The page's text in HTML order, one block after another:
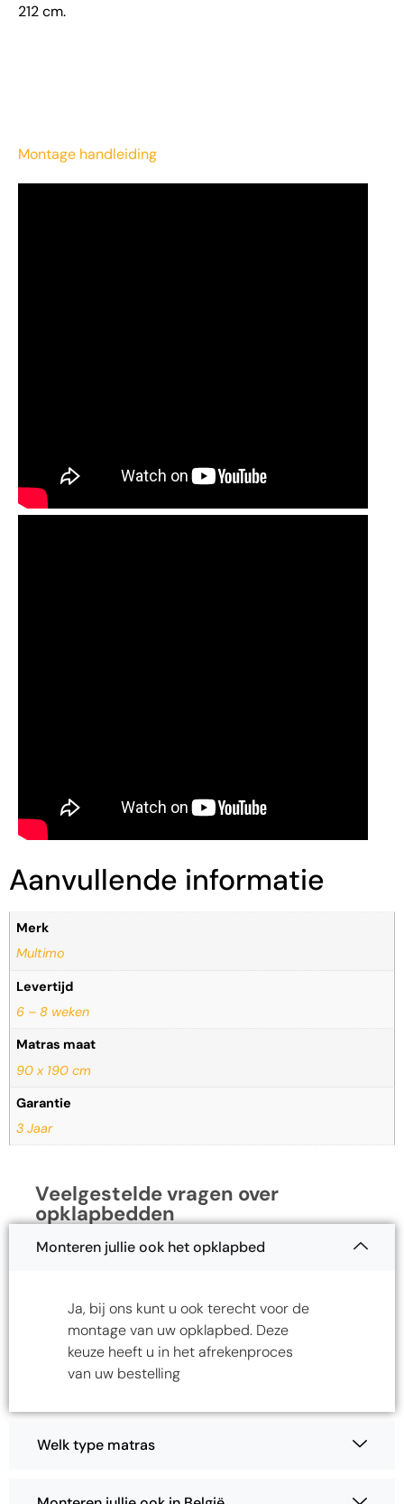
212 cm.
Montage handleiding
Aanvullende informatie
Merk
Multimo
Levertijd
6 – 8 weken
Matras maat
90 x 190 cm
Garantie
3 Jaar
Veelgestelde vragen over
opklapbedden
Monteren jullie ook het opklapbed
Ja, bij ons kunt u ook terecht voor de
montage van uw opklapbed. Deze
keuze heeft u in het afrekenproces
van uw bestelling
Welk type matras